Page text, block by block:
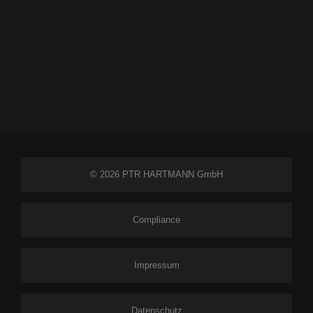
© 2026 PTR HARTMANN GmbH
Compliance
Impressum
Datenschutz